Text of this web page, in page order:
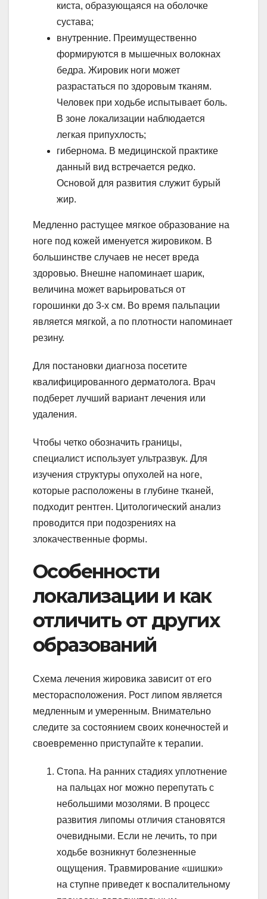
киста, образующаяся на оболочке
сустава;
внутренние. Преимущественно
формируются в мышечных волокнах
бедра. Жировик ноги может
разрастаться по здоровым тканям.
Человек при ходьбе испытывает боль.
В зоне локализации наблюдается
легкая припухлость;
гибернома. В медицинской практике
данный вид встречается редко.
Основой для развития служит бурый
жир.
Медленно растущее мягкое образование на
ноге под кожей именуется жировиком. В
большинстве случаев не несет вреда
здоровью. Внешне напоминает шарик,
величина может варьироваться от
горошинки до 3-х см. Во время пальпации
является мягкой, а по плотности напоминает
резину.
Для постановки диагноза посетите
квалифицированного дерматолога. Врач
подберет лучший вариант лечения или
удаления.
Чтобы четко обозначить границы,
специалист использует ультразвук. Для
изучения структуры опухолей на ноге,
которые расположены в глубине тканей,
подходит рентген. Цитологический анализ
проводится при подозрениях на
злокачественные формы.
Особенности
локализации и как
отличить от других
образований
Схема лечения жировика зависит от его
месторасположения. Рост липом является
медленным и умеренным. Внимательно
следите за состоянием своих конечностей и
своевременно приступайте к терапии.
Стопа. На ранних стадиях уплотнение
на пальцах ног можно перепутать с
небольшими мозолями. В процесс
развития липомы отличия становятся
очевидными. Если не лечить, то при
ходьбе возникнут болезненные
ощущения. Травмирование «шишки»
на ступне приведет к воспалительному